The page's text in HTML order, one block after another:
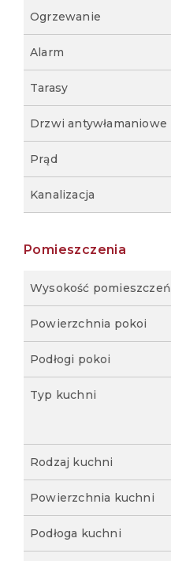
Ogrzewanie
Alarm
Tarasy
Drzwi antywłamaniowe
Prąd
Kanalizacja
Pomieszczenia
Wysokość pomieszczeń
Powierzchnia pokoi
Podłogi pokoi
Typ kuchni
Rodzaj kuchni
Powierzchnia kuchni
Podłoga kuchni